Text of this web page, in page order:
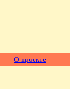
О проекте